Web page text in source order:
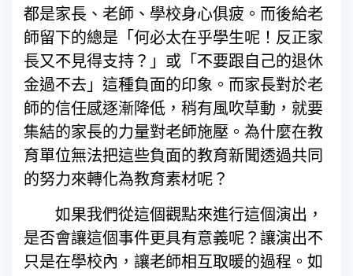
都是家長、老師、學校身心俱疲。而後給老
師留下的總是「何必太在乎學生呢！反正家
長又不見得支持？」或「不要跟自己的退休
金過不去」這種負面的印象。而家長對於老
師的信任感逐漸降低，稍有風吹草動，就要
集結的家長的力量對老師施壓。為什麼在教
育單位無法把這些負面的教育新聞透過共同
的努力來轉化為教育素材呢？
如果我們從這個觀點來進行這個演出，
是否會讓這個事件更具有意義呢？讓演出不
只是在學校內，讓老師相互取暖的過程。如